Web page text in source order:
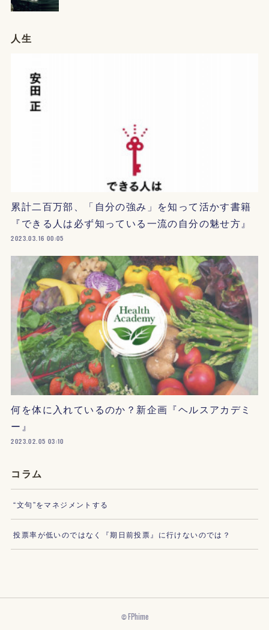
人生
累計二百万部、「自分の強み」を知って活かす書籍
『できる人は必ず知っている一流の自分の魅せ方』
2023.03.16 00:05
何を体に入れているのか？新企画『ヘルスアカデミ
ー』
2023.02.05 03:10
コラム
“文句”をマネジメントする
投票率が低いのではなく『期日前投票』に行けないのでは？
© FPhime